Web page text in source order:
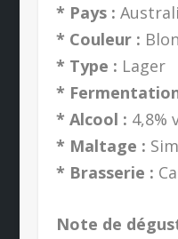
* Pays :
* Couleur :
* Type : Lager
*
* Alcool : 4,8%
* Maltage :
* Brasserie :
Note de